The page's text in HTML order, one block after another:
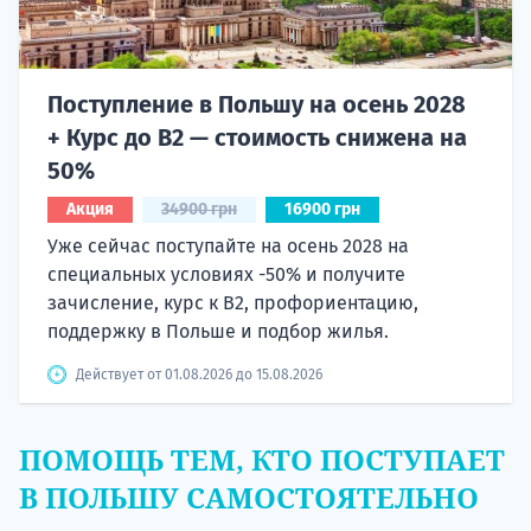
Поступление в Польшу на осень 2028
+ Курс до B2 — стоимость снижена на
50%
Акция 34900 грн 16900 грн
Уже сейчас поступайте на осень 2028 на
специальных условиях -50% и получите
зачисление, курс к B2, профориентацию,
поддержку в Польше и подбор жилья.
Действует от 01.08.2026 до 15.08.2026
ПОМОЩЬ ТЕМ, КТО ПОСТУПАЕТ
В ПОЛЬШУ САМОСТОЯТЕЛЬНО